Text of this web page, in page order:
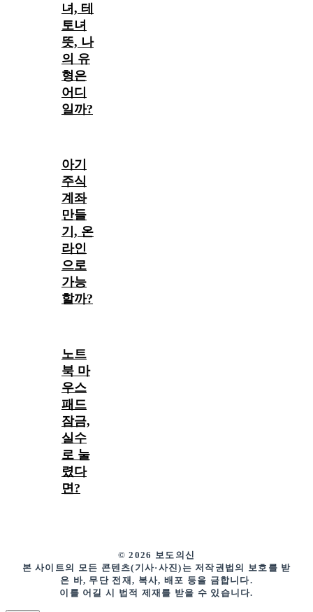
녀, 테
토녀
뜻, 나
의 유
형은
어디
일까?
아기
주식
계좌
만들
기, 온
라인
으로
가능
할까?
노트
북 마
우스
패드
잠금,
실수
로 눌
렸다
면?
© 2026 보도의신
본 사이트의 모든 콘텐츠(기사·사진)는 저작권법의 보호를 받
은 바, 무단 전재, 복사, 배포 등을 금합니다.
이를 어길 시 법적 제재를 받을 수 있습니다.